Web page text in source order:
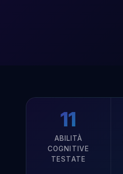
11
ABILITÀ
COGNITIVE
TESTATE